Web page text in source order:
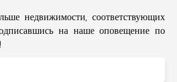
недвижимости, соответствующих
на наше оповещение по